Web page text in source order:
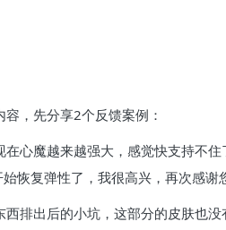
，先分享2个反馈案例：
心魔越来越强大，感觉快支持不
恢复弹性了，我很高兴，再次感谢
排出后的小坑，这部分的皮肤也